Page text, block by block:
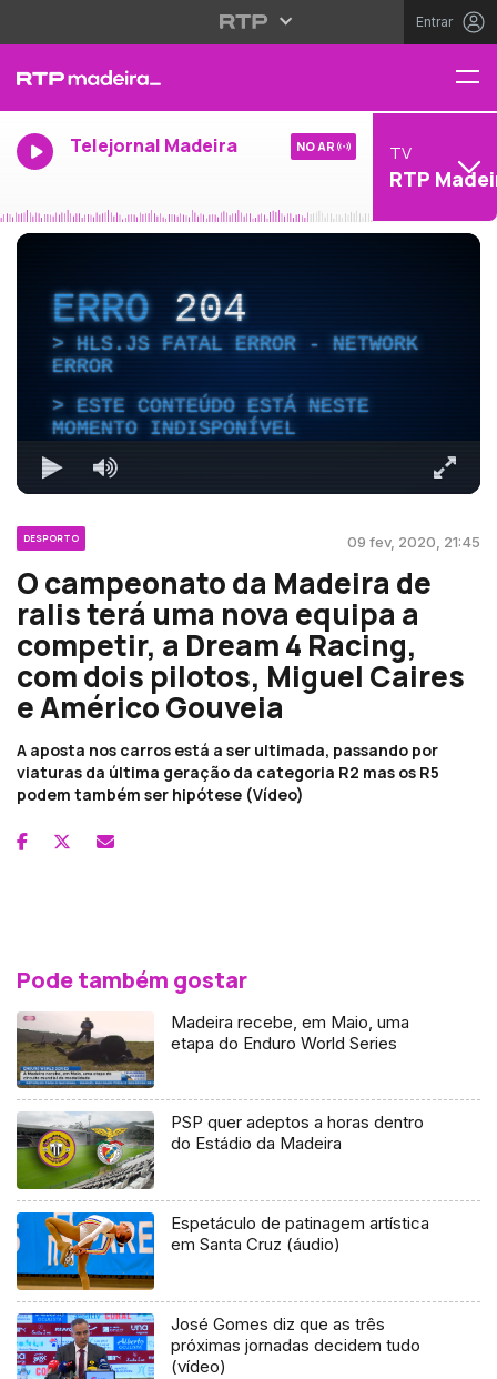
Entrar
Telejornal Madeira NO AR TV
RTP
ERRO204
HLS.JS FATAL ERROR - NETWORK
ERROR
ESTE CONTEÚDO ESTÁ NESTE
MOMENTO INDISPONÍVEL
DESPORTO 09 fev, 2020, 21:45
O campeonato da Madeira de
ralis terá uma nova equipa a
competir, a Dream 4 Racing,
com dois pilotos, Miguel Caires
e Américo Gouveia
A aposta nos carros está a ser ultimada, passando por
viaturas da última geração da categoria R2 mas os R5
podem também ser hipótese (Vídeo)
Pode também gostar
Madeira recebe, em Maio, uma
etapa do Enduro World Series
PSP quer adeptos a horas dentro
do Estádio da Madeira
Espetáculo de patinagem artística
em Santa Cruz (áudio)
José Gomes diz que as três
próximas jornadas decidem tudo
(vídeo)